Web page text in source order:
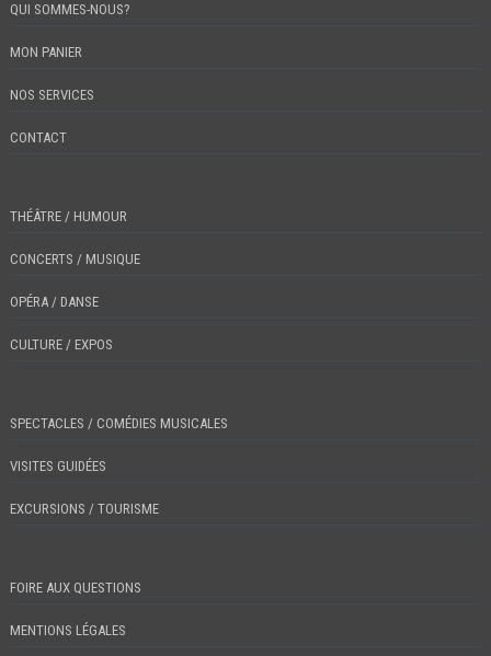
QUI SOMMES-NOUS?
MON PANIER
NOS SERVICES
CONTACT
THÉÂTRE / HUMOUR
CONCERTS / MUSIQUE
OPÉRA / DANSE
CULTURE / EXPOS
SPECTACLES / COMÉDIES MUSICALES
VISITES GUIDÉES
EXCURSIONS / TOURISME
FOIRE AUX QUESTIONS
MENTIONS LÉGALES